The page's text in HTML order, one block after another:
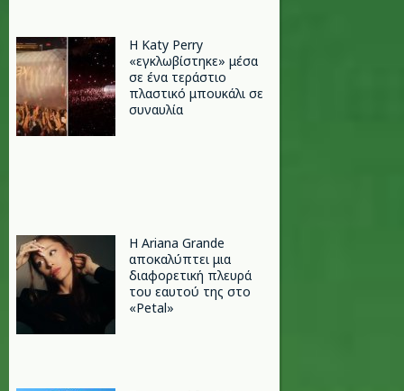
H Katy Perry
«εγκλωβίστηκε» μέσα
σε ένα τεράστιο
πλαστικό μπουκάλι σε
συναυλία
Η Ariana Grande
αποκαλύπτει μια
διαφορετική πλευρά
του εαυτού της στο
«Petal»